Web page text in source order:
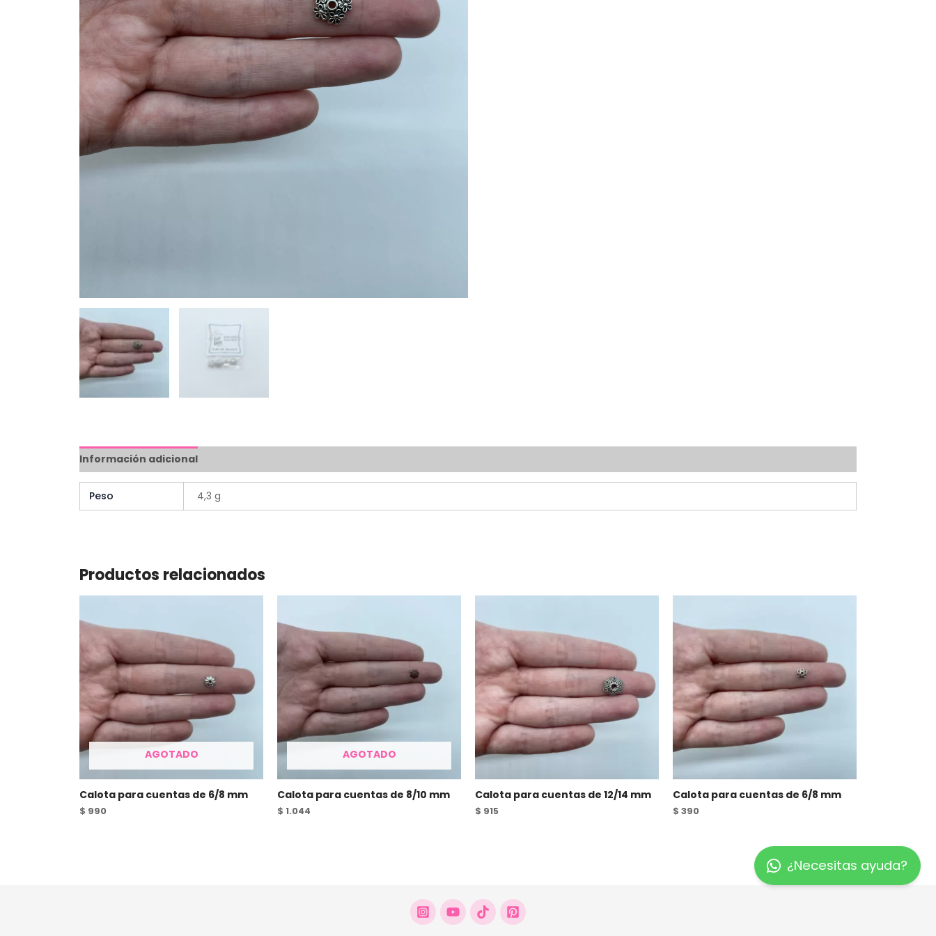
Información adicional
Peso 4,3 g
Productos relacionados
AGOTADO
Calota para cuentas de 6/8 mm
$ 990
AGOTADO
Calota para cuentas de 8/10 mm
$ 1.044
Calota para cuentas de 12/14 mm
$ 915
Calota para cuentas de 6/8 mm
$ 390
¿Necesitas ayuda?